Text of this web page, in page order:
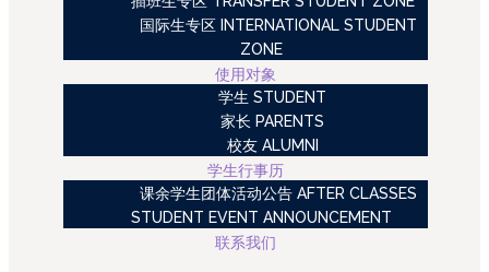
国际生专区 INTERNATIONAL STUDENT
ZONE
使用对象
学生 STUDENT
家长 PARENTS
校友 ALUMNI
学生行事历
课余学生团体活动公告 AFTER CLASSES
STUDENT EVENT ANNOUNCEMENT
联系我们